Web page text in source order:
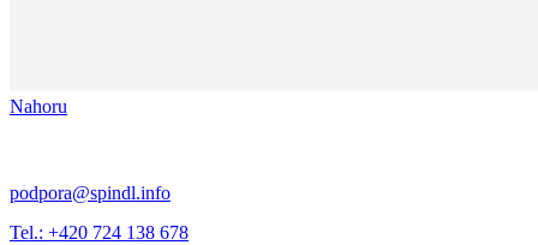
Nahoru
podpora@spindl.info
Tel.: +420 724 138 678